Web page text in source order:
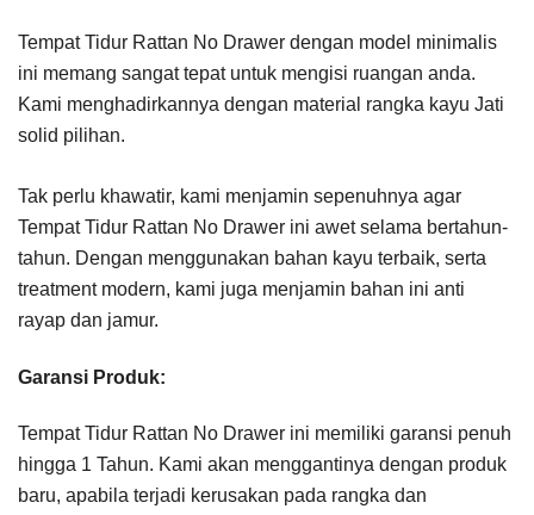
Tempat Tidur Rattan No Drawer dengan model minimalis
ini memang sangat tepat untuk mengisi ruangan anda.
Kami menghadirkannya dengan material rangka kayu Jati
solid pilihan.
Tak perlu khawatir, kami menjamin sepenuhnya agar
Tempat Tidur Rattan No Drawer ini awet selama bertahun-
tahun. Dengan menggunakan bahan kayu terbaik, serta
treatment modern, kami juga menjamin bahan ini anti
rayap dan jamur.
Garansi Produk:
Tempat Tidur Rattan No Drawer ini memiliki garansi penuh
hingga 1 Tahun. Kami akan menggantinya dengan produk
baru, apabila terjadi kerusakan pada rangka dan